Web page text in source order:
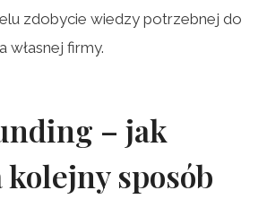
zdobycie wiedzy potrzebnej do
własnej firmy.
– jak
sposób